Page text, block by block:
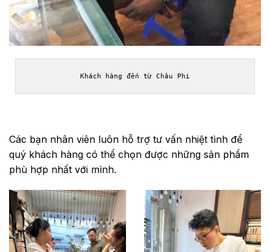
Khách hàng đến từ Châu Phi
Các bạn nhân viên luôn hỗ trợ tư vấn nhiệt tình để
quý khách hàng có thể chọn được những sản phẩm
phù hợp nhất với mình.